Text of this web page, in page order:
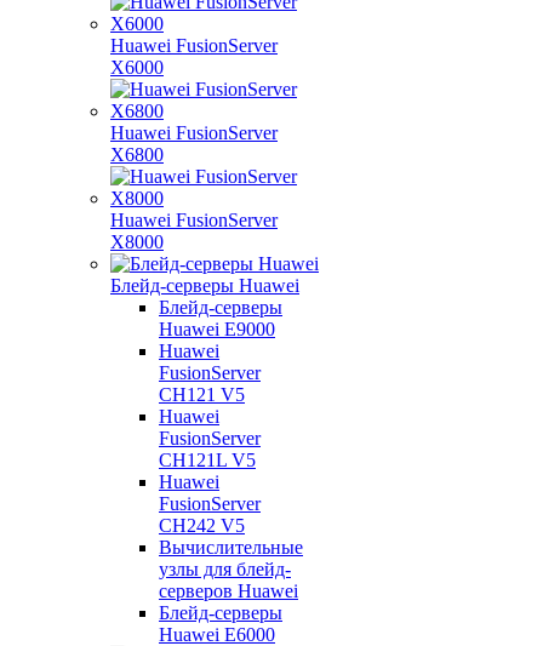
Huawei FusionServer
X6000
Huawei FusionServer
X6800
Huawei FusionServer
X8000
Блейд-серверы Huawei
Блейд-серверы
Huawei E9000
Huawei
FusionServer
CH121 V5
Huawei
FusionServer
CH121L V5
Huawei
FusionServer
CH242 V5
Вычислительные
узлы для блейд-
серверов Huawei
Блейд-серверы
Huawei E6000